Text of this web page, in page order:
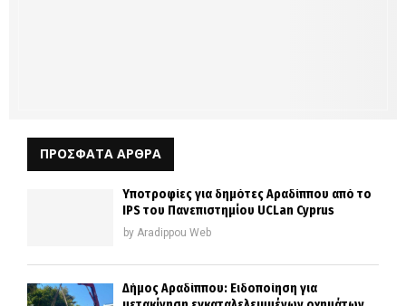
ΠΡΟΣΦΑΤΑ ΑΡΘΡΑ
Υποτροφίες για δημότες Αραδίππου από το
IPS του Πανεπιστημίου UCLan Cyprus
by Aradippou Web
Δήμος Αραδίππου: Ειδοποίηση για